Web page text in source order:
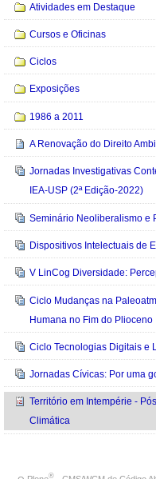
Atividades em Destaque
Cursos e Oficinas
Ciclos
Exposições
1986 a 2011
A Renovação do Direito
Jornadas Investigativas
IEA-USP (2ª Edição-2022)
Seminário Neoliberalismo e
Dispositivos Intelectuais de
V LinCog Diversidade:
Ciclo Mudanças na
Humana no Fim do Plioceno
Ciclo Tecnologias Digitais e
Jornadas Cívicas: Por uma
Território em Intempérie -
Climática
®